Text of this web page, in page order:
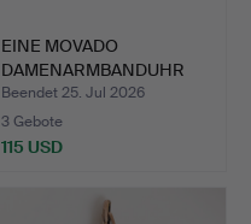
EINE MOVADO
DAMENARMBANDUHR
AUS EDELSTAHL …
Beendet 25. Jul 2026
3 Gebote
115 USD